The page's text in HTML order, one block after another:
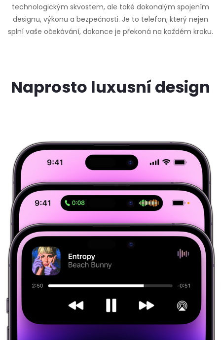
technologickým skvostem, ale také dokonalým spojením
designu, výkonu a bezpečnosti. Je to telefon, který nejen
splní vaše očekávání, dokonce je překoná na každém kroku.
Naprosto luxusní design